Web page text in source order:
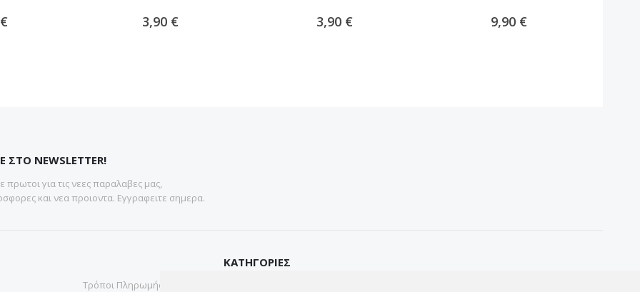
3,90 € 3,90 € 9,90 €
ΣΤΟ NEWSLETTER!
πρωτοι για τις νεες παραλαβες μας,
και νεα προιοντα. Εγγραφειτε σημερα.
Τρόποι Πληρωμής
ΚΑΤΗΓΟΡΙΕΣ